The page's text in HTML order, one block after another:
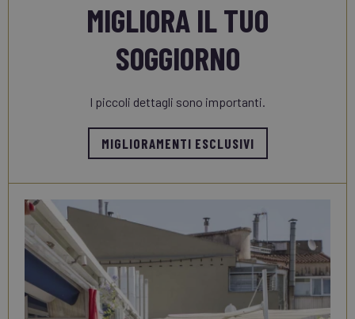
MIGLIORA IL TUO
SOGGIORNO
I piccoli dettagli sono importanti.
MIGLIORAMENTI ESCLUSIVI